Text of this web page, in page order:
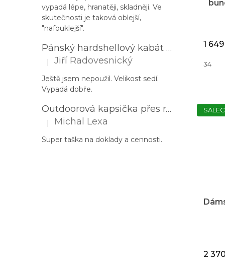
vypadá lépe, hranatěji, skladněji. Ve
skutečnosti je taková oblejší,
"nafouklejší".
Pánský hardshellový kabát HUSKY Nestia M zelený
Hodnocení produktu je 5 z 5 hvězdiček.
| Jiří Radovesnický
Ještě jsem nepoužil. Velikost sedí.
Vypadá dobře.
Outdoorová kapsička přes rameno PROGRESS Corss Body černá
Hodnocení produktu je 5 z 5 hvězdiček.
| Michal Lexa
Super taška na doklady a cennosti.
1
34
2